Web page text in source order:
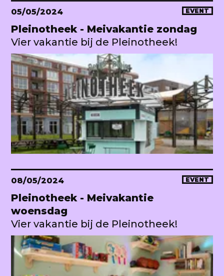
05/05/2024 EVENT
Pleinotheek - Meivakantie zondag
Vier vakantie bij de Pleinotheek!
08/05/2024 EVENT
Pleinotheek - Meivakantie
woensdag
Vier vakantie bij de Pleinotheek!